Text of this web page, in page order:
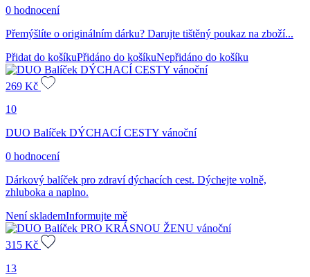
0 hodnocení
Přemýšlíte o originálním dárku? Darujte tištěný poukaz na zboží...
Přidat do košíkuPřidáno do košíkuNepřidáno do košíku
269 Kč
10
DUO Balíček DÝCHACÍ CESTY vánoční
0 hodnocení
Dárkový balíček pro zdraví dýchacích cest. Dýchejte volně,
zhluboka a naplno.
Není sklademInformujte mě
315 Kč
13